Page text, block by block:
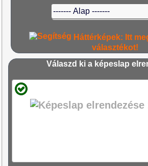
Háttérképek: Itt
választékot!
Válaszd ki a képeslap